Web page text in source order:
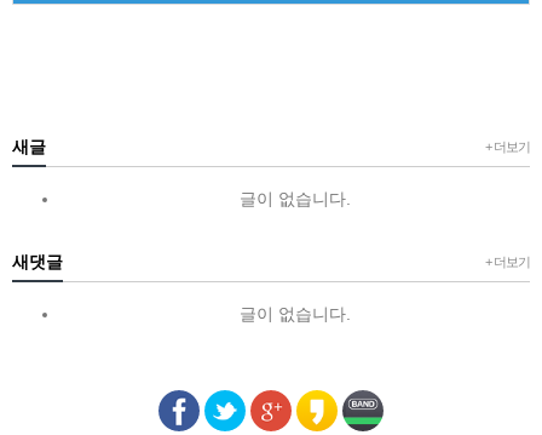
+ 더보기
새글
글이 없습니다.
+ 더보기
새댓글
글이 없습니다.